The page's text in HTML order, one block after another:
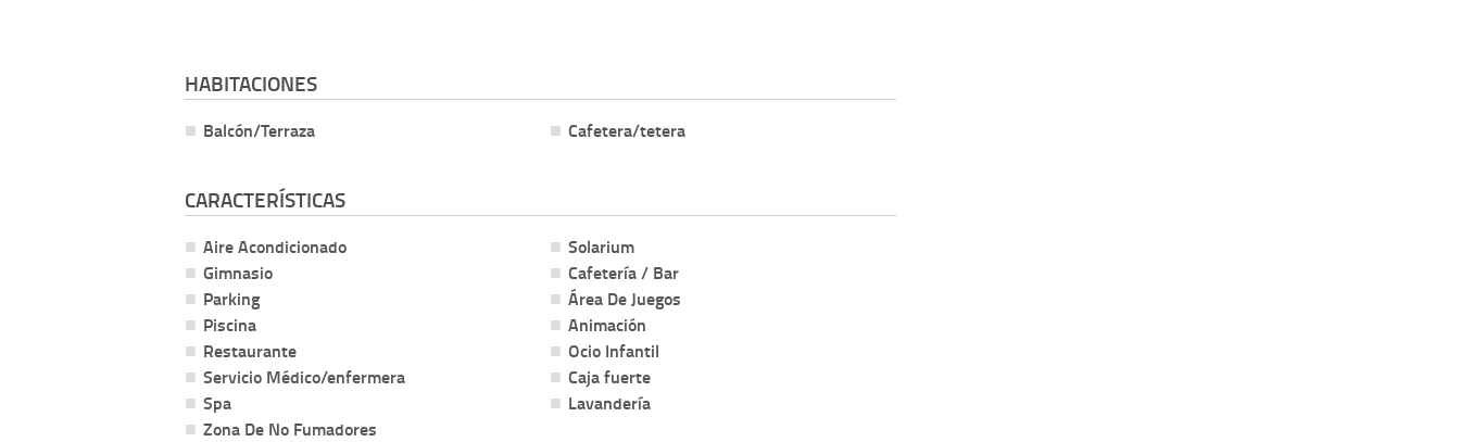
HABITACIONES
Balcón/Terraza Cafetera/tetera
CARACTERÍSTICAS
Aire Acondicionado
Gimnasio
Parking
Piscina
Restaurante
Servicio Médico/enfermera
Spa
Zona De No Fumadores
Solarium
Cafetería / Bar
Área De Juegos
Animación
Ocio Infantil
Caja fuerte
Lavandería